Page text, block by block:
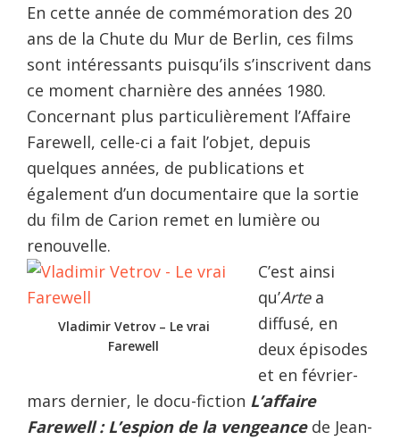
En cette année de commémoration des 20
ans de la Chute du Mur de Berlin, ces films
sont intéressants puisqu’ils s’inscrivent dans
ce moment charnière des années 1980.
Concernant plus particulièrement l’Affaire
Farewell, celle-ci a fait l’objet, depuis
quelques années, de publications et
également d’un documentaire que la sortie
du film de Carion remet en lumière ou
renouvelle.
Vladimir Vetrov – Le vrai
Farewell
C’est ainsi
qu’Artea
diffusé, en
deux épisodes
et en février-
mars dernier, le docu-fiction L’affaire
Farewell : L’espion de la vengeancede Jean-